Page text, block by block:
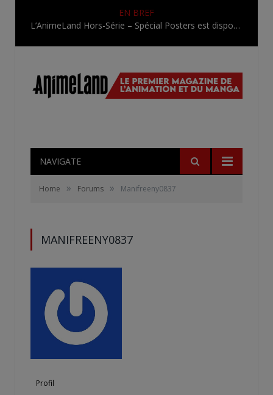
EN BREF
L’AnimeLand Hors-Série – Spécial Posters est disponible !
NAVIGATE
Home » Forums » Manifreeny0837
MANIFREENY0837
Profil